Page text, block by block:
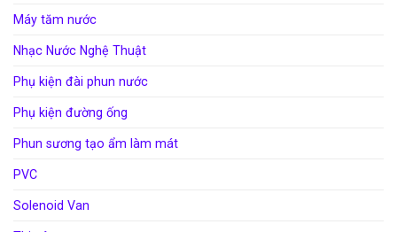
Máy tăm nước
Nhạc Nước Nghệ Thuật
Phụ kiện đài phun nước
Phụ kiện đường ống
Phun sương tạo ẩm làm mát
PVC
Solenoid Van